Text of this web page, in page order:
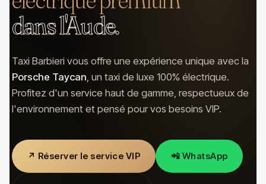
dans l'Aude.
Taxi Barbieri vous offre une expérience unique avec la
Porsche Taycan , un taxi de luxe 100% électrique.
Profitez d'un service haut de gamme, respectueux de
l'environnement et pensé pour vos besoins VIP.
↗ Réserver le service VIP 📲 WhatsApp